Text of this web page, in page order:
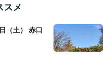
アカウンセリング・コンサルティ
スメ
（土） 赤口